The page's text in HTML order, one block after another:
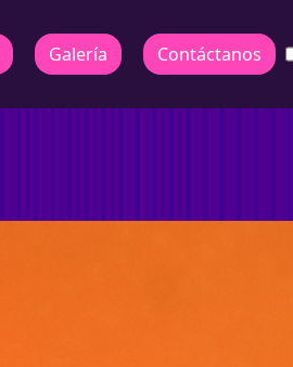
Galería Contáctanos